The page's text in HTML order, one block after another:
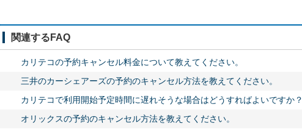
関連するFAQ
カリテコの予約キャンセル料金について教えてください。
三井のカーシェアーズの予約のキャンセル方法を教えてください。
カリテコで利用開始予定時間に遅れそうな場合はどうすればよいですか？
オリックスの予約のキャンセル方法を教えてください。